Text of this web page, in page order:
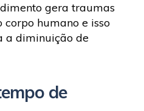
gera traumas
corpo humano e isso
a diminuição de
de